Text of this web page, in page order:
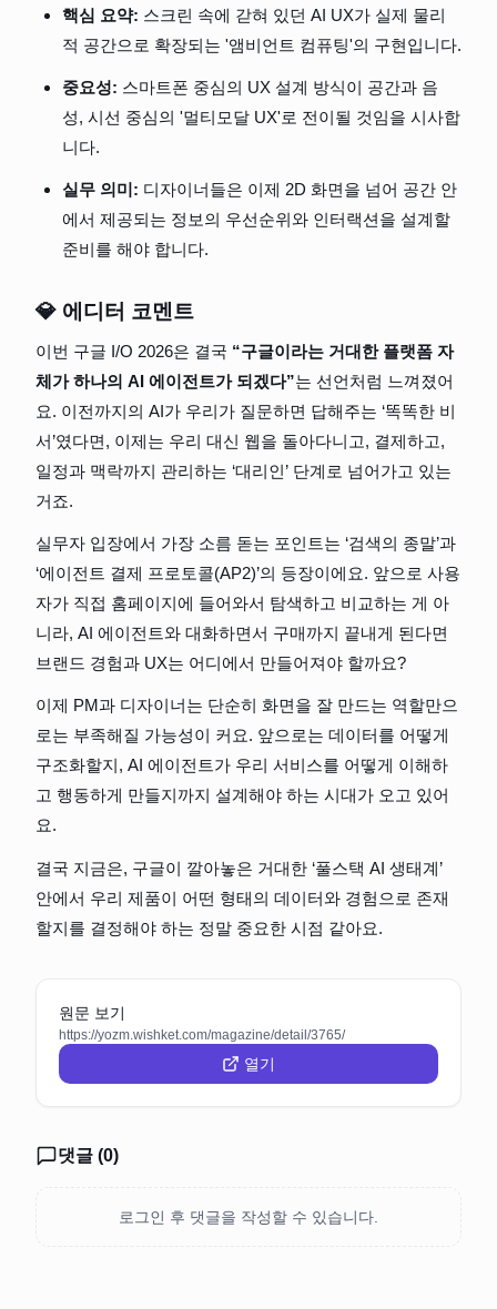
핵심 요약: 스크린 속에 갇혀 있던 AI UX가 실제 물리
적 공간으로 확장되는 '앰비언트 컴퓨팅'의 구현입니다.
중요성: 스마트폰 중심의 UX 설계 방식이 공간과 음
성, 시선 중심의 '멀티모달 UX'로 전이될 것임을 시사합
니다.
실무 의미: 디자이너들은 이제 2D 화면을 넘어 공간 안
에서 제공되는 정보의 우선순위와 인터랙션을 설계할
준비를 해야 합니다.
💎 에디터 코멘트
이번 구글 I/O 2026은 결국 “구글이라는 거대한 플랫폼 자
체가 하나의 AI 에이전트가 되겠다”는 선언처럼 느껴졌어
요. 이전까지의 AI가 우리가 질문하면 답해주는 ‘똑똑한 비
서’였다면, 이제는 우리 대신 웹을 돌아다니고, 결제하고,
일정과 맥락까지 관리하는 ‘대리인’ 단계로 넘어가고 있는
거죠.
실무자 입장에서 가장 소름 돋는 포인트는 ‘검색의 종말’과
‘에이전트 결제 프로토콜(AP2)’의 등장이에요. 앞으로 사용
자가 직접 홈페이지에 들어와서 탐색하고 비교하는 게 아
니라, AI 에이전트와 대화하면서 구매까지 끝내게 된다면
브랜드 경험과 UX는 어디에서 만들어져야 할까요?
이제 PM과 디자이너는 단순히 화면을 잘 만드는 역할만으
로는 부족해질 가능성이 커요. 앞으로는 데이터를 어떻게
구조화할지, AI 에이전트가 우리 서비스를 어떻게 이해하
고 행동하게 만들지까지 설계해야 하는 시대가 오고 있어
요.
결국 지금은, 구글이 깔아놓은 거대한 ‘풀스택 AI 생태계’
안에서 우리 제품이 어떤 형태의 데이터와 경험으로 존재
할지를 결정해야 하는 정말 중요한 시점 같아요.
원문 보기
https://yozm.wishket.com/magazine/detail/3765/
열기
댓글 (0)
로그인 후 댓글을 작성할 수 있습니다.